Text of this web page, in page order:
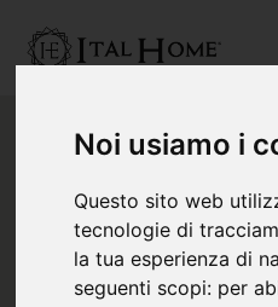
Noi usiamo i
Questo sito web
tecnologie di
la tua esperienza di
seguenti scopi: per